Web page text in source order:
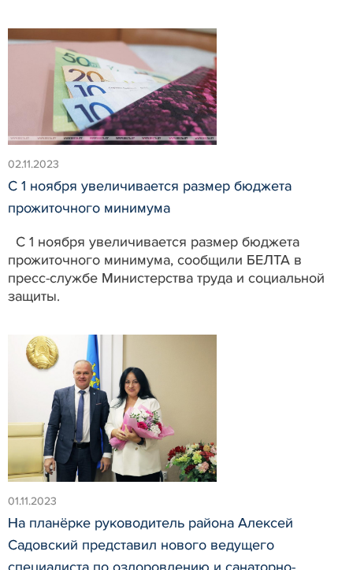
02.11.2023
С 1 ноября увеличивается размер бюджета
прожиточного минимума
С 1 ноября увеличивается размер бюджета
прожиточного минимума, сообщили БЕЛТА в
пресс-службе Министерства труда и социальной
защиты.
01.11.2023
На планёрке руководитель района Алексей
Садовский представил нового ведущего
специалиста по оздоровлению и санаторно-